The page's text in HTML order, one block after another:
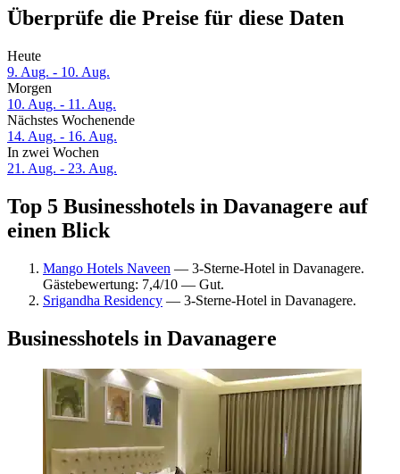
Überprüfe die Preise für diese Daten
Heute
9. Aug. - 10. Aug.
Morgen
10. Aug. - 11. Aug.
Nächstes Wochenende
14. Aug. - 16. Aug.
In zwei Wochen
21. Aug. - 23. Aug.
Top 5 Businesshotels in Davanagere auf
einen Blick
Mango Hotels Naveen — 3-Sterne-Hotel in Davanagere.
Gästebewertung: 7,4/10 — Gut.
Srigandha Residency — 3-Sterne-Hotel in Davanagere.
Businesshotels in Davanagere